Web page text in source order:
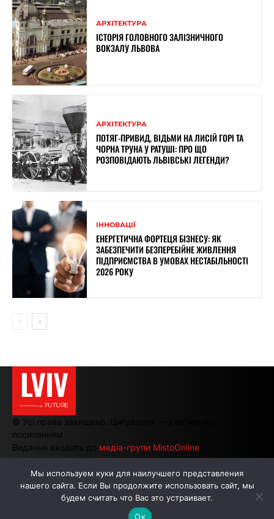
АРХІТЕКТУРА
ІСТОРІЯ ГОЛОВНОГО ЗАЛІЗНИЧНОГО
ВОКЗАЛУ ЛЬВОВА
АРХІТЕКТУРА
ПОТЯГ-ПРИВИД, ВІДЬМИ НА ЛИСІЙ ГОРІ ТА
ЧОРНА ТРУНА У РАТУШІ: ПРО ЩО
РОЗПОВІДАЮТЬ ЛЬВІВСЬКІ ЛЕГЕНДИ?
ІННОВАЦІЇ
ЕНЕРГЕТИЧНА ФОРТЕЦЯ БІЗНЕСУ: ЯК
ЗАБЕЗПЕЧИТИ БЕЗПЕРЕБІЙНЕ ЖИВЛЕННЯ
ПІДПРИЄМСТВА В УМОВАХ НЕСТАБІЛЬНОСТІ
2026 РОКУ
LVIV
———→ FUTURE
© Усі права захищено. Цитування — з активним
посиланням.
Видання входить до медіа-групи MistoOnline
АВТОРИ РЕКЛАМА НА САЙТІ
Мы используем куки для наилучшего представления
нашего сайта. Если Вы продолжите использовать сайт, мы
будем считать что Вас это устраивает.
Ок